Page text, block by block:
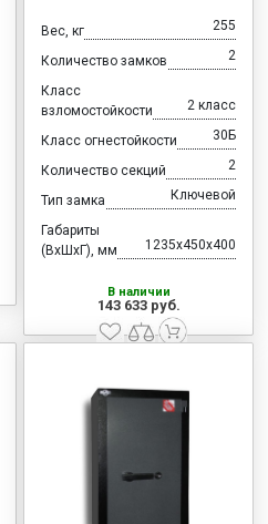
Вес, кг 255
Количество замков 2
Класс
взломостойкости
2 класс
Класс огнестойкости 30Б
Количество секций 2
Тип замка Ключевой
Габариты
(ВхШхГ), мм
1235x450x400
В наличии
143 633 руб.